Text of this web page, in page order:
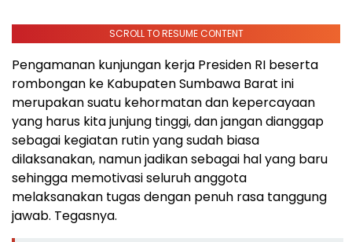
SCROLL TO RESUME CONTENT
Pengamanan kunjungan kerja Presiden RI beserta
rombongan ke Kabupaten Sumbawa Barat ini
merupakan suatu kehormatan dan kepercayaan
yang harus kita junjung tinggi, dan jangan dianggap
sebagai kegiatan rutin yang sudah biasa
dilaksanakan, namun jadikan sebagai hal yang baru
sehingga memotivasi seluruh anggota
melaksanakan tugas dengan penuh rasa tanggung
jawab. Tegasnya.